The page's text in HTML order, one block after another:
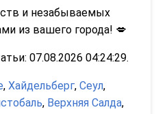
и незабываемых
из вашего города! 💋
07.08.2026 04:24:29.
, Хайдельберг, Сеул,
, Верхняя Салда,